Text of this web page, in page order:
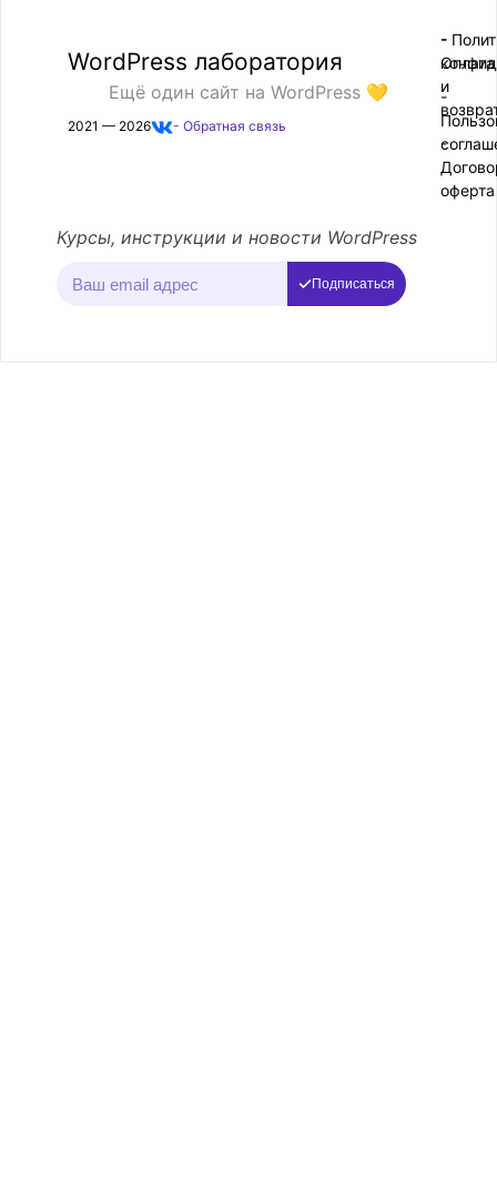
WordPress лаборатория
Ещё один сайт на WordPress 💛
2021 — 2026 - Обратная связь
-
-
-
Оплата
и
-
оферта
Курсы, инструкции и новости WordPress
Подписаться